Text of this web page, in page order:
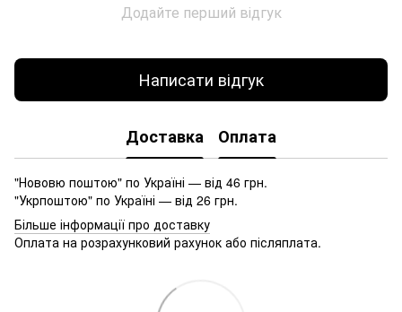
Додайте перший відгук
Написати відгук
Доставка Оплата
"Нововю поштою" по Україні — від 46 грн.
"Укрпоштою" по Україні — від 26 грн.
Більше інформації про доставку
Оплата на розрахунковий рахунок або післяплата.